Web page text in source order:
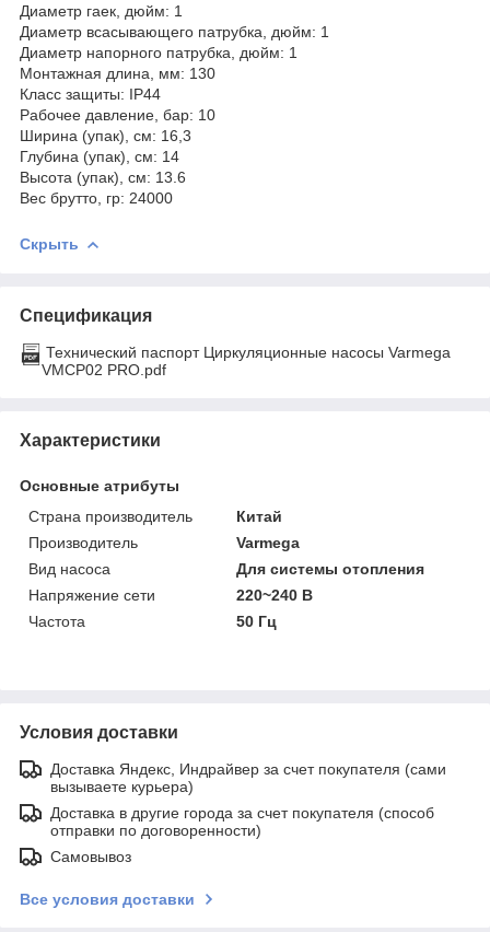
Диаметр гаек, дюйм: 1
Диаметр всасывающего патрубка, дюйм: 1
Диаметр напорного патрубка, дюйм: 1
Монтажная длина, мм: 130
Класс защиты: IP44
Рабочее давление, бар: 10
Ширина (упак), см: 16,3
Глубина (упак), см: 14
Высота (упак), см: 13.6
Вес брутто, гр: 24000
Скрыть
Спецификация
Технический паспорт Циркуляционные насосы Varmega
VMCP02 PRO.pdf
Характеристики
Основные атрибуты
Страна производитель
Китай
Производитель
Varmega
Вид насоса
Для системы отопления
Напряжение сети
220~240 В
Частота
50 Гц
Условия доставки
Доставка Яндекс, Индрайвер за счет покупателя (сами
вызываете курьера)
Доставка в другие города за счет покупателя (способ
отправки по договоренности)
Самовывоз
Все условия доставки